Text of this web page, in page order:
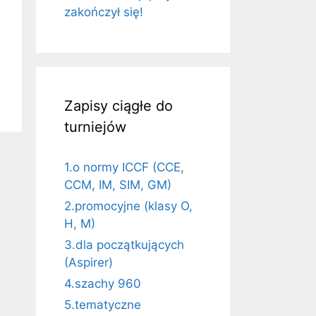
zakończył się!
Zapisy ciągłe do
turniejów
1.o normy ICCF (CCE,
CCM, IM, SIM, GM)
2.promocyjne (klasy O,
H, M)
3.dla początkujących
(Aspirer)
4.szachy 960
5.tematyczne